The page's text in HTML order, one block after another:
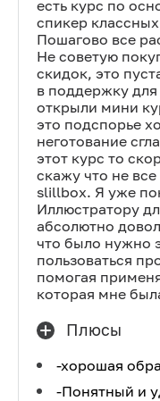
есть курс по
спикер
Пошагово все
Не советую
скидок, это
в поддержку
открыли мини
это подспорье
неготование
этот курс то
скажу что не
slillbox. Я уже
Иллюстратору
абсолютно
что было нужно
пользоваться
помогая
которая мне
Плюсы
-хорошая
-Понятный и